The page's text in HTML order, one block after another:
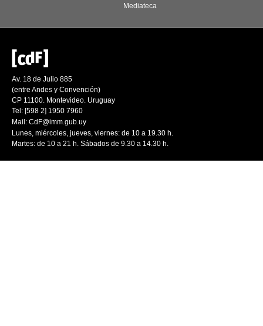
Mediateca
Av. 18 de Julio 885
(entre Andes y Convención)
CP 11100. Montevideo. Uruguay
Tel: [598 2] 1950 7960
Mail: CdF@imm.gub.uy
Lunes, miércoles, jueves, viernes: de 10 a 19.30 h.
Martes: de 10 a 21 h. Sábados de 9.30 a 14.30 h.